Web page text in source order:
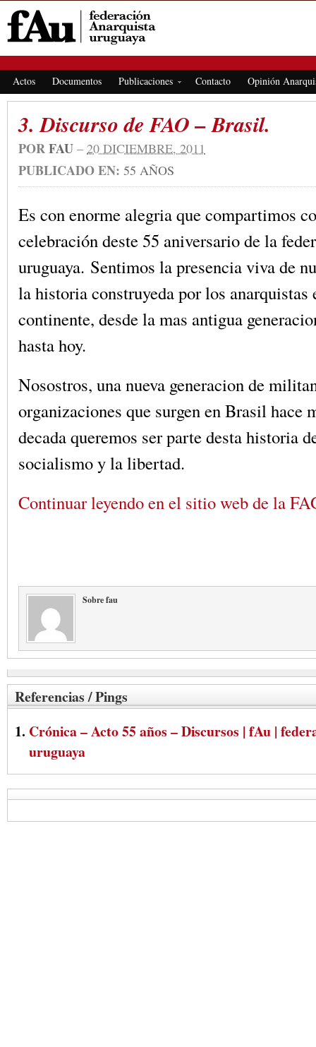
Actos Documentos Publicaciones Contacto Opinión
3. Discurso de FAO – Brasil.
PORFAU – 20 DICIEMBRE, 2011
PUBLICADO EN: 55 AÑOS
Es con enorme alegria que compartimos
celebración deste 55 aniversario de la
uruguaya. Sentimos la presencia viva de
la historia construyeda por los anarquistas
continente, desde la mas antigua
hasta hoy.
Nosostros, una nueva generacion de
organizaciones que surgen en Brasil hace
decada queremos ser parte desta historia
socialismo y la libertad.
Continuar leyendo en el sitio web de la
Sobre fau
Referencias / Pings
Crónica – Acto 55 años – Discursos | fAu |
uruguaya